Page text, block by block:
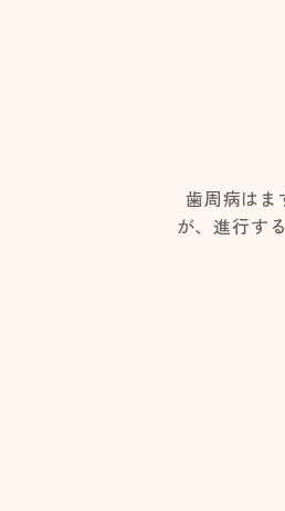
歯周病はま
が、進行す